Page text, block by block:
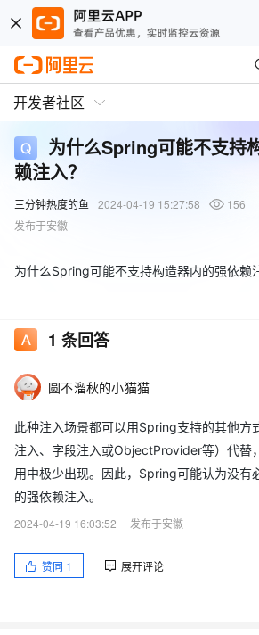
开发者社区
为什么Spring可能不支持
赖注入？
三分钟热度的鱼 2024-04-19 15:27:58
156
发布于安徽
为什么Spring可能不支持构造器内的强依赖
1 条回答
圆不溜秋的小猫猫
此种注入场景都可以用Spring支持的其他方
注入、字段注入或ObjectProvider等）代替
用中极少出现。因此，Spring可能认为没有
的强依赖注入。
2024-04-19 16:03:52
发布于安徽
赞同 1 展开评论